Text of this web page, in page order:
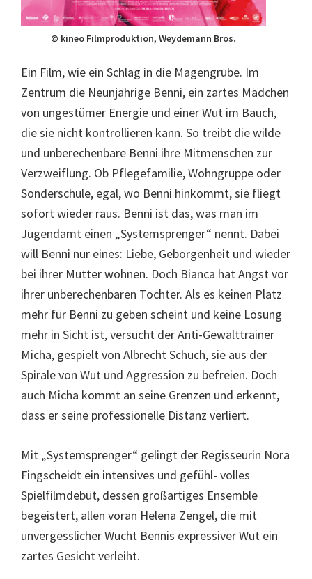
© kineo Filmproduktion, Weydemann Bros.
Ein Film, wie ein Schlag in die Magengrube. Im
Zentrum die Neunjährige Benni, ein zartes Mädchen
von ungestümer Energie und einer Wut im Bauch,
die sie nicht kontrollieren kann. So treibt die wilde
und unberechenbare Benni ihre Mitmenschen zur
Verzweiflung. Ob Pflegefamilie, Wohngruppe oder
Sonderschule, egal, wo Benni hinkommt, sie fliegt
sofort wieder raus. Benni ist das, was man im
Jugendamt einen „Systemsprenger“ nennt. Dabei
will Benni nur eines: Liebe, Geborgenheit und wieder
bei ihrer Mutter wohnen. Doch Bianca hat Angst vor
ihrer unberechenbaren Tochter. Als es keinen Platz
mehr für Benni zu geben scheint und keine Lösung
mehr in Sicht ist, versucht der Anti-Gewalttrainer
Micha, gespielt von Albrecht Schuch, sie aus der
Spirale von Wut und Aggression zu befreien. Doch
auch Micha kommt an seine Grenzen und erkennt,
dass er seine professionelle Distanz verliert.
Mit „Systemsprenger“ gelingt der Regisseurin Nora
Fingscheidt ein intensives und gefühl- volles
Spielfilmdebüt, dessen großartiges Ensemble
begeistert, allen voran Helena Zengel, die mit
unvergesslicher Wucht Bennis expressiver Wut ein
zartes Gesicht verleiht.